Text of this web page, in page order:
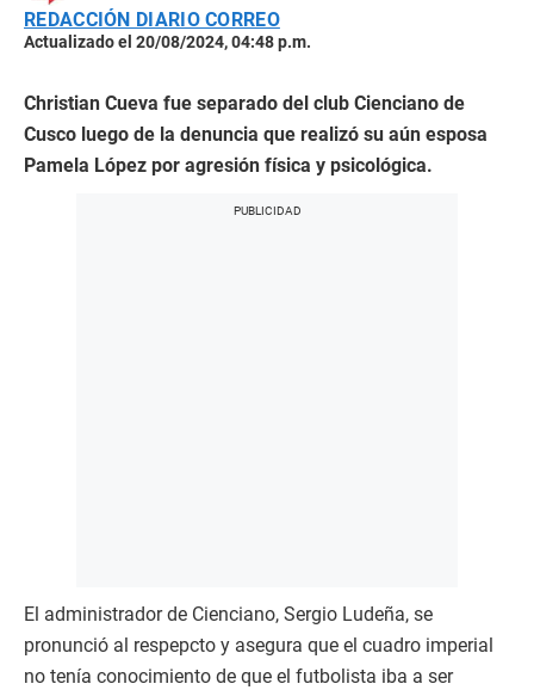
REDACCIÓN DIARIO CORREO
Actualizado el 20/08/2024, 04:48 p.m.
Christian Cueva fue separado del club Cienciano de
Cusco luego de la denuncia que realizó su aún esposa
Pamela López por agresión física y psicológica.
El administrador de Cienciano, Sergio Ludeña, se
pronunció al respepcto y asegura que el cuadro imperial
no tenía conocimiento de que el futbolista iba a ser